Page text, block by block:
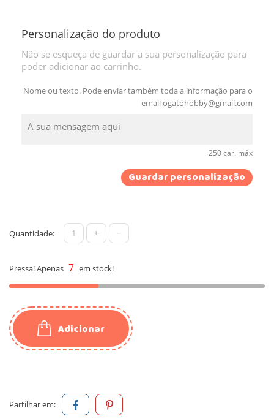
Personalização do produto
Não se esqueça de guardar a sua personalização para
poder adicionar ao carrinho.
Nome ou texto. Pode enviar também toda a informação para o
email ogatohobby@gmail.com
250 car. máx
Guardar personalização
Quantidade: + -
Pressa! Apenas 7 em stock!
Adicionar
Partilhar em: